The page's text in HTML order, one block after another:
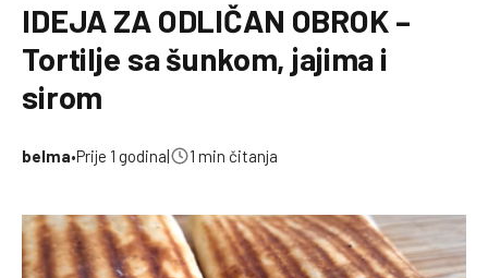
IDEJA ZA ODLIČAN OBROK –
Tortilje sa šunkom, jajima i
sirom
belma•Prije 1 godina| 1 min čitanja